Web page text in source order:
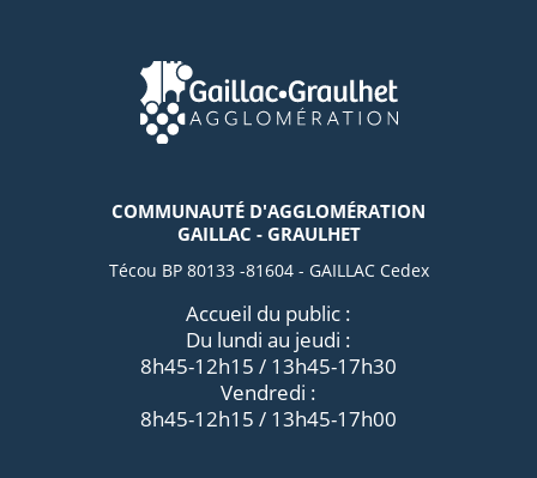
COMMUNAUTÉ D'AGGLOMÉRATION
GAILLAC - GRAULHET
Técou BP 80133 -81604 - GAILLAC Cedex
Accueil du public :
Du lundi au jeudi :
8h45-12h15 / 13h45-17h30
Vendredi :
8h45-12h15 / 13h45-17h00